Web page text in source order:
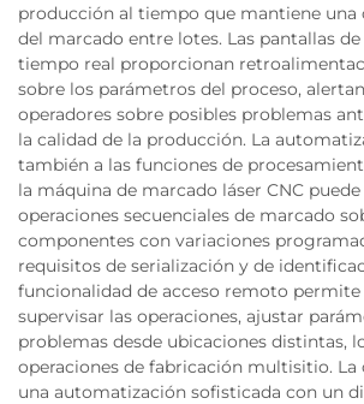
producción al tiempo que mantiene una
del marcado entre lotes. Las pantallas
tiempo real proporcionan
sobre los parámetros del proceso,
operadores sobre posibles problemas
la calidad de la producción. La
también a las funciones de
la máquina de marcado láser CNC
operaciones secuenciales de marcado
componentes con variaciones
requisitos de serialización y de
funcionalidad de acceso remoto
supervisar las operaciones, ajustar
problemas desde ubicaciones distintas,
operaciones de fabricación multisitio.
una automatización sofisticada con un